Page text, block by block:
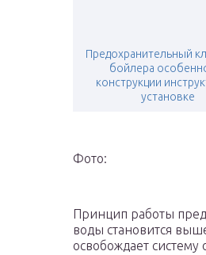
Предохранительный
бойлера
конструкции
установке
Фото:
Принцип работы
воды становится
освобождает систему